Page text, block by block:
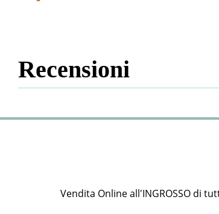
Recensioni
Vendita Online all'INGROSSO di